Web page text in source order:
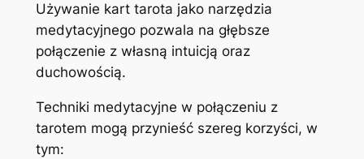
Używanie kart tarota jako narzędzia
medytacyjnego pozwala na głębsze
połączenie z własną intuicją oraz
duchowością.
Techniki medytacyjne w połączeniu z
tarotem mogą przynieść szereg korzyści, w
tym: